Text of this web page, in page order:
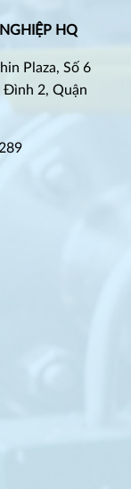
HQ
Plaza, Số 6
Đình 2, Quận